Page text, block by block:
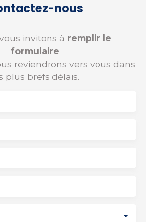
nous
invitons à remplir le
formulaire
reviendrons vers vous dans
plus brefs délais.